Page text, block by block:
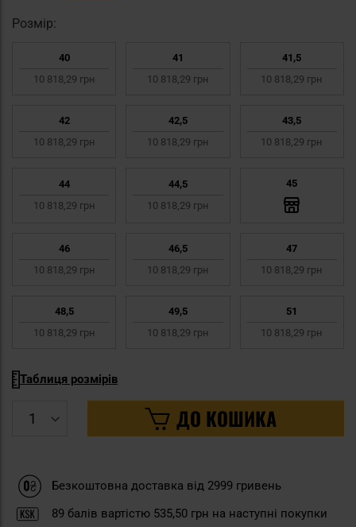
Pозмір:
40
10 818,29 грн
41
10 818,29 грн
41,5
10 818,29 грн
42
10 818,29 грн
42,5
10 818,29 грн
43,5
10 818,29 грн
44
10 818,29 грн
44,5
10 818,29 грн
45
46
10 818,29 грн
46,5
10 818,29 грн
47
10 818,29 грн
48,5
10 818,29 грн
49,5
10 818,29 грн
51
10 818,29 грн
Таблиця розмірів
ДО КОШИКА
Безкоштовна доставка від 2999 гривень
89 балів вартістю 535,50 грн на наступні покупки